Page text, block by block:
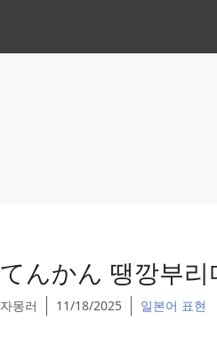
てんかん 땡깡부리
자몽러 11/18/2025 일본어 표현